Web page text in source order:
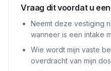
Vraag dit voordat u
Neemt deze vestiging
wanneer is een intake
Wie wordt mijn vaste
overdracht van mijn